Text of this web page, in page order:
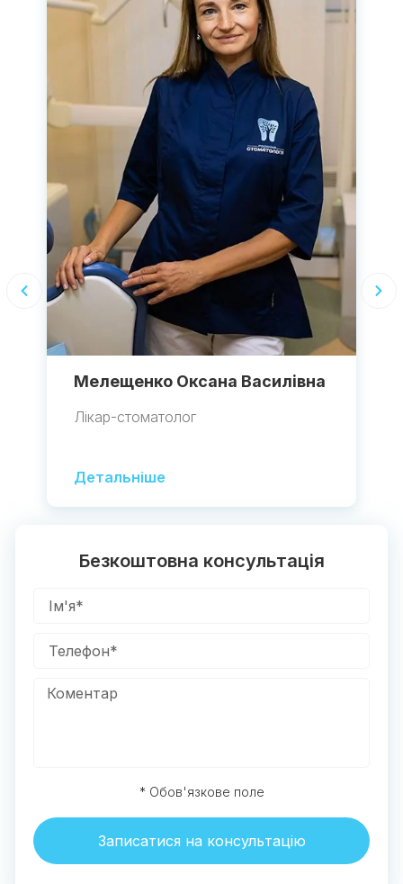
Мелещенко Оксана Василівна
Лікар-стоматолог
Детальніше
Безкоштовна консультація
* Обов'язкове поле
Записатися на консультацію